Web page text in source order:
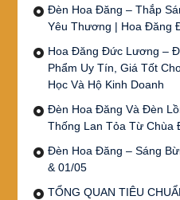
Đèn Hoa Đăng – Thắp
Yêu Thương | Hoa Đăng
Hoa Đăng Đức Lương –
Phẩm Uy Tín, Giá Tốt
Học Và Hộ Kinh Doanh
Đèn Hoa Đăng Và Đèn
Thống Lan Tỏa Từ Chùa
Đèn Hoa Đăng – Sáng
& 01/05
TỔNG QUAN TIÊU